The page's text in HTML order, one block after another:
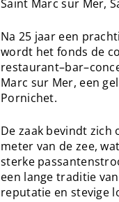
Saint Marc sur Mer,
Na 25 jaar een
wordt het fonds de
Marc sur Mer, een
Pornichet.
De zaak bevindt
meter van de zee,
sterke
een lange traditie
reputatie en stevige